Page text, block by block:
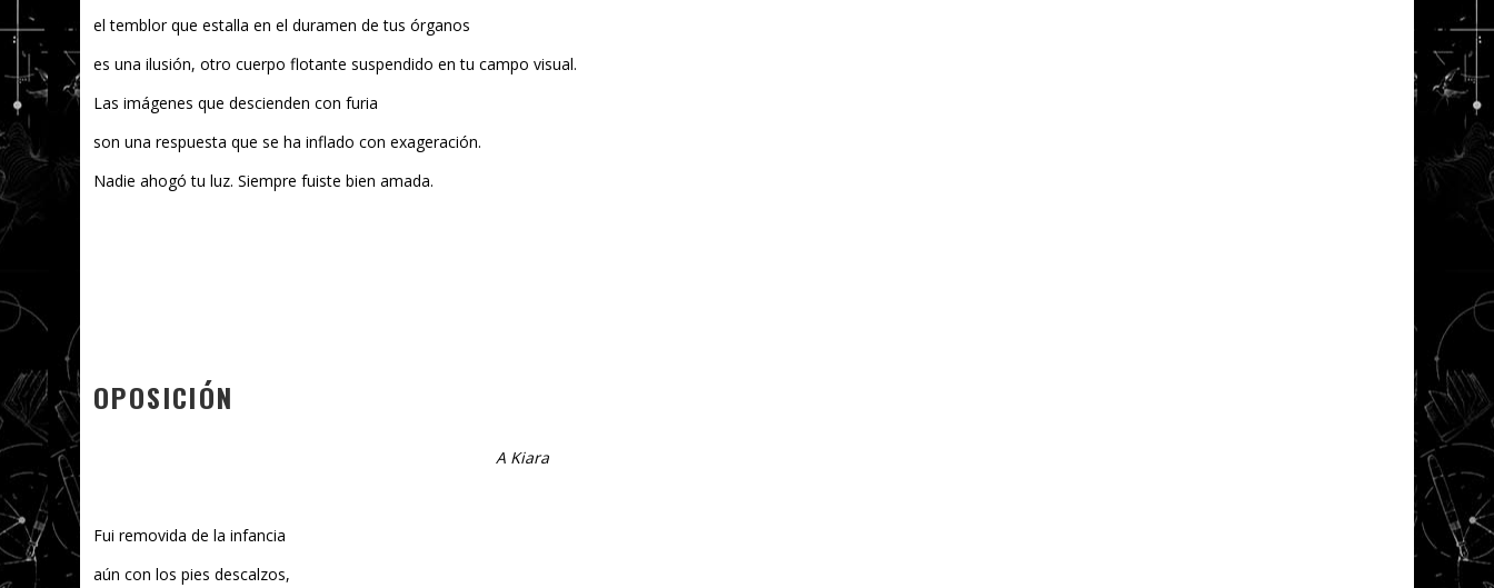
el temblor que estalla en el duramen de tus órganos
es una ilusión, otro cuerpo flotante suspendido en tu campo visual.
Las imágenes que descienden con furia
son una respuesta que se ha inflado con exageración.
Nadie ahogó tu luz. Siempre fuiste bien amada.
OPOSICIÓN
A Kiara
Fui removida de la infancia
aún con los pies descalzos,